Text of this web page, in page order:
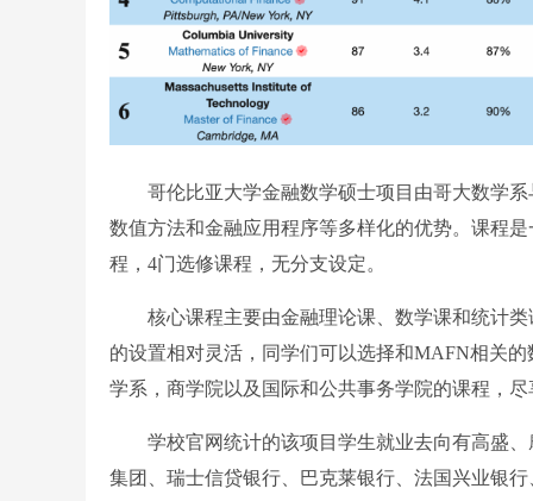
哥伦比亚大学金融数学硕士项目由哥大数学系
数值方法和金融应用程序等多样化的优势。课程
程，4门选修课程，无分支设定。
核心课程主要由金融理论课、数学课和统计类
的设置相对灵活，同学们可以选择和MAFN相关
学系，商学院以及国际和公共事务学院的课程，
学校官网统计的该项目学生就业去向有高盛、
集团、瑞士信贷银行、巴克莱银行、法国兴业银